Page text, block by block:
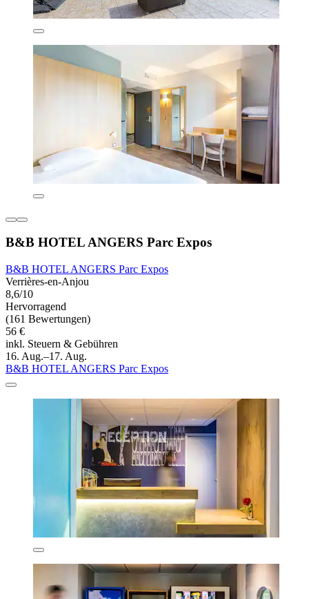
B&B HOTEL ANGERS Parc Expos
B&B HOTEL ANGERS Parc Expos
Verrières-en-Anjou
8,6/10
Hervorragend
(161 Bewertungen)
56 €
inkl. Steuern & Gebühren
16. Aug.–17. Aug.
B&B HOTEL ANGERS Parc Expos